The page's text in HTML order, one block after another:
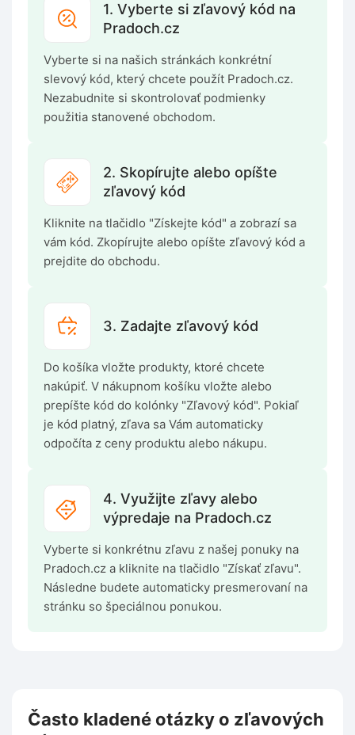
1. Vyberte si zľavový kód na
Pradoch.cz
Vyberte si na našich stránkách konkrétní
slevový kód, který chcete použít Pradoch.cz.
Nezabudnite si skontrolovať podmienky
použitia stanovené obchodom.
2. Skopírujte alebo opíšte
zľavový kód
Kliknite na tlačidlo "Získejte kód" a zobrazí sa
vám kód. Zkopírujte alebo opíšte zľavový kód a
prejdite do obchodu.
3. Zadajte zľavový kód
Do košíka vložte produkty, ktoré chcete
nakúpiť. V nákupnom košíku vložte alebo
prepíšte kód do kolónky "Zľavový kód". Pokiaľ
je kód platný, zľava sa Vám automaticky
odpočíta z ceny produktu alebo nákupu.
4. Využijte zľavy alebo
výpredaje na Pradoch.cz
Vyberte si konkrétnu zľavu z našej ponuky na
Pradoch.cz a kliknite na tlačidlo "Získať zľavu".
Následne budete automaticky presmerovaní na
stránku so špeciálnou ponukou.
Často kladené otázky o zľavových